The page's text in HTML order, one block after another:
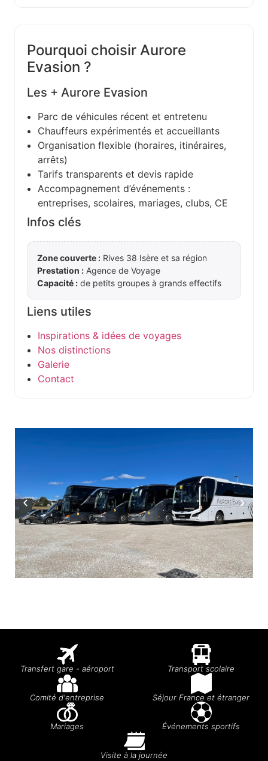
Pourquoi choisir Aurore
Evasion ?
Les + Aurore Evasion
Parc de véhicules récent et entretenu
Chauffeurs expérimentés et accueillants
Organisation flexible (horaires, itinéraires,
arrêts)
Tarifs transparents et devis rapide
Accompagnement d’événements :
entreprises, scolaires, mariages, clubs, CE
Infos clés
Zone couverte : Rives 38 Isère et sa région
Prestation : Agence de Voyage
Capacité : de petits groupes à grands effectifs
Liens utiles
Inspirations & idées de voyages
Nos distinctions
Galerie
Contact
Transfert gare - aéroport Transport scolaire
Comité d'entreprise Séjour France et étranger
Mariages Événements sportifs
Visite à la journée